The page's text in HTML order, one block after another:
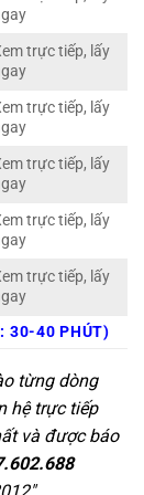
trực tiếp, lấy
trực tiếp, lấy
trực tiếp, lấy
trực tiếp, lấy
trực tiếp, lấy
30-40 PHÚT)
từng dòng
hệ trực tiếp
và được báo